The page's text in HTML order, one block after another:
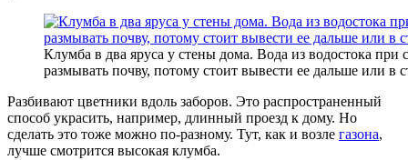
Клумба в два яруса у стены дома. Вода из водостока
размывать почву, потому стоит вывести ее дальше или в
Разбивают цветники вдоль заборов. Это распространенный
способ украсить, например, длинный проезд к дому. Но
сделать это тоже можно по-разному. Тут, как и возле газона,
лучше смотрится высокая клумба.